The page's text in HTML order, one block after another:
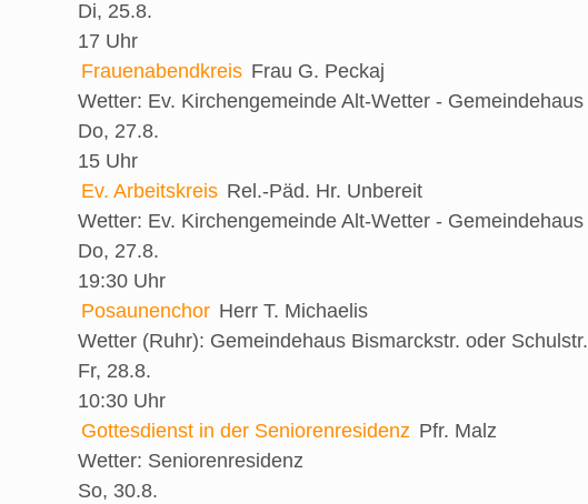
Di, 25.8.
17 Uhr
Frauenabendkreis Frau G. Peckaj
Wetter: Ev. Kirchengemeinde Alt-Wetter - Gemeindehaus
Do, 27.8.
15 Uhr
Ev. Arbeitskreis Rel.-Päd. Hr. Unbereit
Wetter: Ev. Kirchengemeinde Alt-Wetter - Gemeindehaus
Do, 27.8.
19:30 Uhr
Posaunenchor Herr T. Michaelis
Wetter (Ruhr): Gemeindehaus Bismarckstr. oder Schulstr.
Fr, 28.8.
10:30 Uhr
Gottesdienst in der Seniorenresidenz Pfr. Malz
Wetter: Seniorenresidenz
So, 30.8.